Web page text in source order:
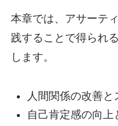
本章では、アサーテ
践することで得られ
します。
人間関係の改善と
自己肯定感の向上